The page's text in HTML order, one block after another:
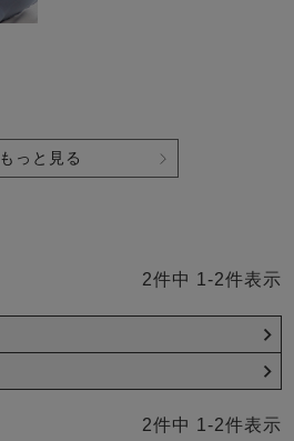
もっと見る
2件中 1 -2件表示
2件中 1 -2件表示